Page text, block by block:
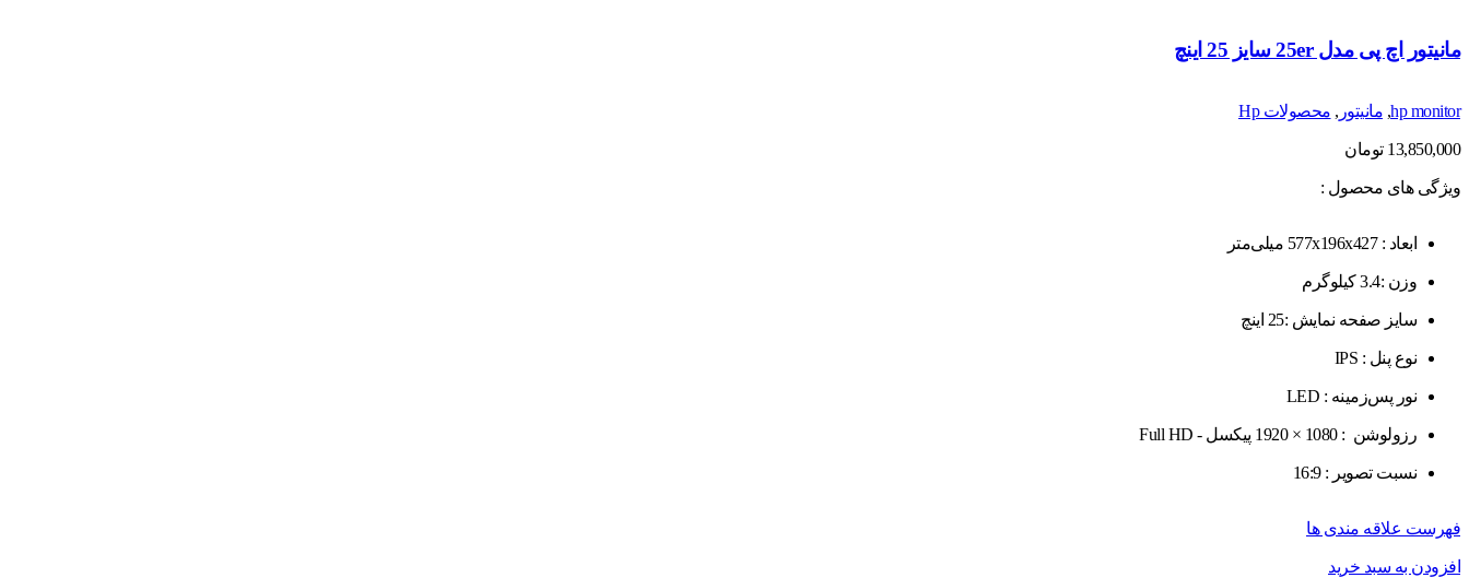
مانیتور اچ پی مدل 25er سایز 25 اینچ
hp monitor
, مانیتور , محصولات Hp
13,850,000 تومان
ویژگی های محصول :
ابعاد : 577x196x427 میلی‌متر
وزن :3.4 کیلوگرم
سایز صفحه نمایش :25 اینچ
نوع پنل : IPS
نور پس‌زمینه : LED
رزولوشن : 1080 × 1920 پیکسل - Full HD
نسبت تصویر : 16:9
فهرست علاقه مندی ها
افزودن به سبد خرید